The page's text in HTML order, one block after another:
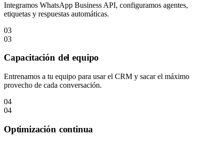
Integramos WhatsApp Business API, configuramos agentes,
etiquetas y respuestas automáticas.
03
03
Capacitación del equipo
Entrenamos a tu equipo para usar el CRM y sacar el máximo
provecho de cada conversación.
04
04
Optimización continua